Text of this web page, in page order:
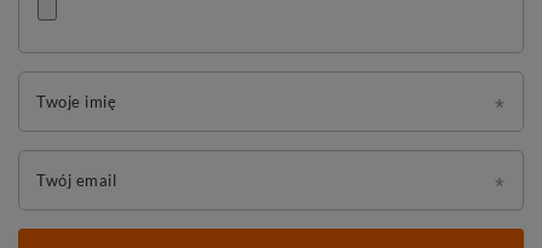
Twoje imię
Twój email